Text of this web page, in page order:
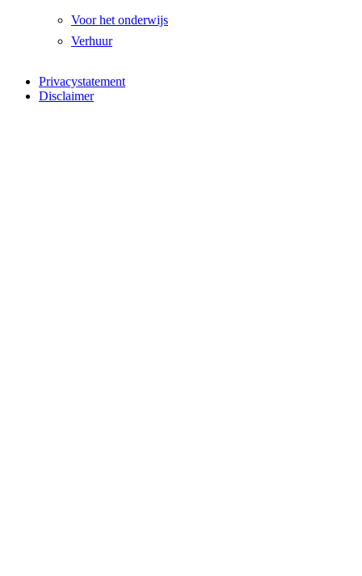
Voor het onderwijs
Verhuur
Privacystatement
Disclaimer